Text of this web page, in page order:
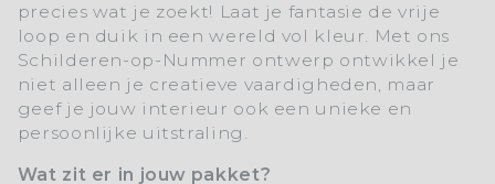
precies wat je zoekt! Laat je fantasie de vrije
loop en duik in een wereld vol kleur. Met ons
Schilderen-op-Nummer ontwerp ontwikkel je
niet alleen je creatieve vaardigheden, maar
geef je jouw interieur ook een unieke en
persoonlijke uitstraling.
Wat zit er in jouw pakket?